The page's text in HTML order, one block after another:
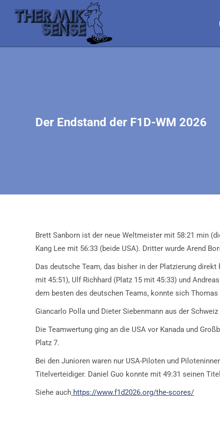
Der Endstand der F1D-WM 2026
Brett Sanborn ist der neue Weltmeister mit 58:21 min
Kang Lee mit 56:33 (beide USA). Dritter wurde Arend
Das deutsche Team, das bisher in der Platzierung
mit 45:51), Ulf Richhard (Platz 15 mit 45:33) und
dem besten des deutschen Teams, konnte sich
Giancarlo Polla und Dieter Siebenmann aus der
Die Teamwertung ging an die USA vor Kanada und
Platz 7.
Bei den Junioren waren nur USA-Piloten und
Titelverteidiger. Daniel Guo konnte mit 49:31 seinen
Siehe auch https://www.f1d2026.org/the-scores/